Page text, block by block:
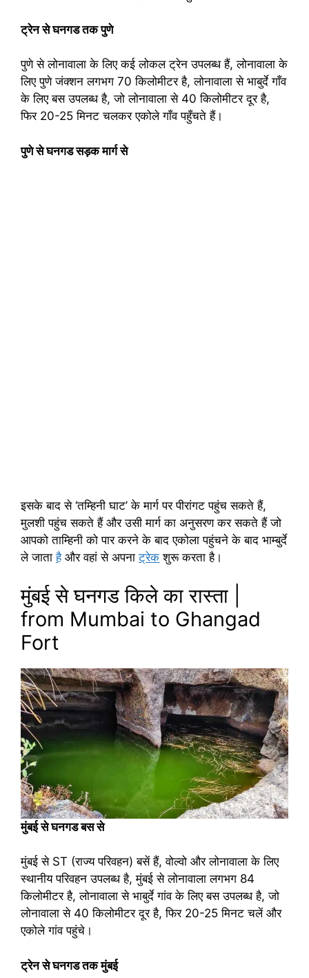
ट्रेन से घनगड तक पुणे
पुणे से लोनावाला के लिए कई लोकल ट्रेन उपलब्ध हैं, लोनावाला के
लिए पुणे जंक्शन लगभग 70 किलोमीटर है, लोनावाला से भाबुर्दे गाँव
के लिए बस उपलब्ध है, जो लोनावाला से 40 किलोमीटर दूर है,
फिर 20-25 मिनट चलकर एकोले गाँव पहुँचते हैं।
पुणे से घनगड सड़क मार्ग से
इसके बाद से ‘तम्हिनी घाट’ के मार्ग पर पीरांगट पहुंच सकते हैं,
मुलशी पहुंच सकते हैं और उसी मार्ग का अनुसरण कर सकते हैं जो
आपको ताम्हिनी को पार करने के बाद एकोला पहुंचने के बाद भाम्बुर्दे
ले जाताहैऔर वहां से अपनाट्रेक शुरू करता है।
मुंबई से घनगड किले का रास्ता |
from Mumbai to Ghangad
Fort
मुंबई से घनगड बस से
मुंबई से ST (राज्य परिवहन) बसें हैं, वोल्वो और लोनावाला के लिए
स्थानीय परिवहन उपलब्ध है, मुंबई से लोनावाला लगभग 84
किलोमीटर है, लोनावाला से भाबुर्दे गांव के लिए बस उपलब्ध है, जो
लोनावाला से 40 किलोमीटर दूर है, फिर 20-25 मिनट चलें और
एकोले गांव पहुंचे।
ट्रेन से घनगड तक मुंबई